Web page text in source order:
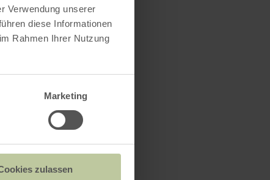
Verwendung unserer
diese Informationen
Rahmen Ihrer Nutzung
Marketing
zulassen